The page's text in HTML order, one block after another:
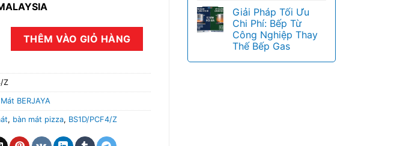
1 cánh Berjaya BS1D/PCF4/Z dài 1,2m số lượng
THÊM VÀO GIỎ HÀNG
Z
BERJAYA
, bàn mát pizza, BS1D/PCF4/Z
Giải Pháp Tối Ưu
Chi Phí: Bếp Từ
Công Nghiệp Thay
Thế Bếp Gas